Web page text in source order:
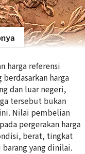
harga referensi
harga
dan luar negeri,
tersebut bukan
Nilai pembelian
pergerakan harga
berat, tingkat
yang dinilai.